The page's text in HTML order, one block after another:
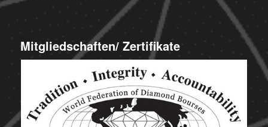
Mitgliedschaften/ Zertifikate